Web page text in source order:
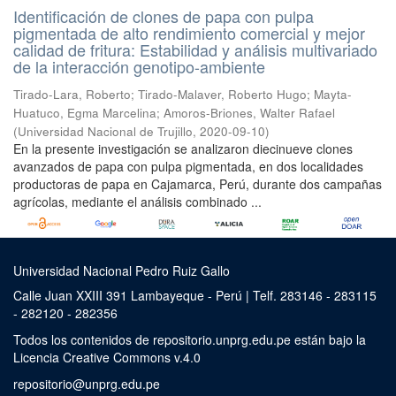
Identificación de clones de papa con pulpa
pigmentada de alto rendimiento comercial y mejor
calidad de fritura: Estabilidad y análisis multivariado
de la interacción genotipo-ambiente
Tirado-Lara, Roberto; Tirado-Malaver, Roberto Hugo; Mayta-
Huatuco, Egma Marcelina; Amoros-Briones, Walter Rafael
(Universidad Nacional de Trujillo, 2020-09-10)
En la presente investigación se analizaron diecinueve clones
avanzados de papa con pulpa pigmentada, en dos localidades
productoras de papa en Cajamarca, Perú, durante dos campañas
agrícolas, mediante el análisis combinado ...
Universidad Nacional Pedro Ruiz Gallo
Calle Juan XXIII 391 Lambayeque - Perú | Telf. 283146 - 283115
- 282120 - 282356
Todos los contenidos de repositorio.unprg.edu.pe están bajo la
Licencia Creative Commons v.4.0
repositorio@unprg.edu.pe